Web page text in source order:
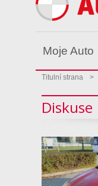
Moje Auto
Titulní strana >
Diskuse